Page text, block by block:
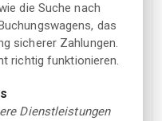
Haustiere in einigen
Hütten erlaubt
Kostenloses Parken im
die Suche nach
das
sicherer Zahlungen.
richtig funktionieren.
Dienstleistungen